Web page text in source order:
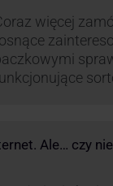
więcej
centrum
Ale… czy